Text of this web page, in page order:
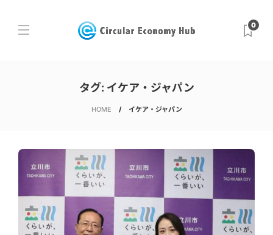
0
タグ: イケア・ジャパン
HOME イケア・ジャパン